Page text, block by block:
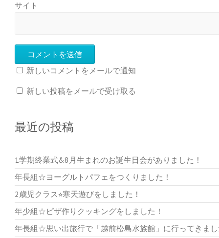
サイト
新しいコメントをメールで通知
新しい投稿をメールで受け取る
最近の投稿
1学期終業式&8月生まれのお誕生日会がありました！
年長組☆ヨーグルトパフェをつくりました！
2歳児クラス⭐︎寒天遊びをしました！
年少組☆ピザ作りクッキングをしました！
年長組☆思い出旅行で「越前松島水族館」に行ってきま